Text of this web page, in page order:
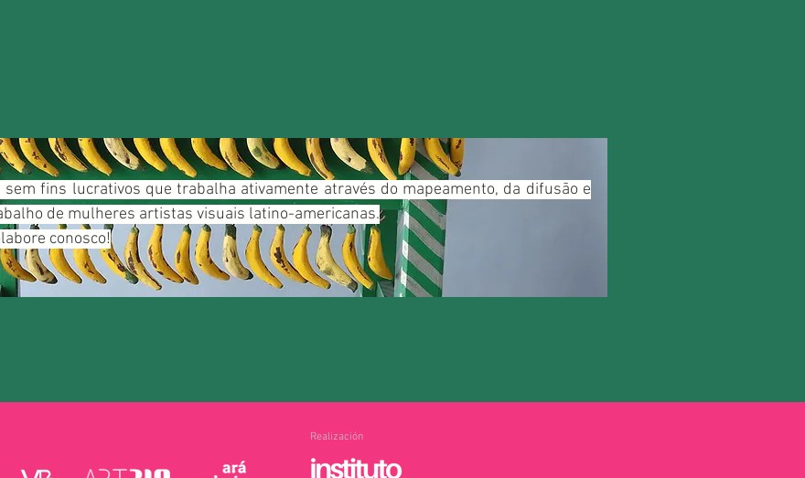
fins lucrativos que trabalha ativamente através do mapeamento, da difusão e
de mulheres artistas visuais latino-americanas.
conosco!
Realización